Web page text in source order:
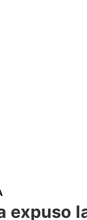
expuso